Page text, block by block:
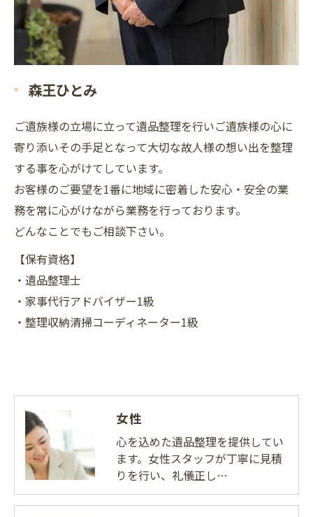
森王ひとみ
ご遺族様の立場に立って遺品整理を行いご遺族様の心に
寄り添いその手足となって大切な故人様の想い出を整理
する事を心がけてしています。
お客様のご要望を1番に地域に密着した安心・安全の業
務を常に心がけながら業務を行っております。
どんなことでもご相談下さい。
【保有資格】
・遺品整理士
・家事代行アドバイザー1級
・整理収納清掃コーディネーター1級
女性
心を込めた遺品整理を提供してい
ます。女性スタッフが丁寧に見積
りを行い、礼儀正し…
お問い合わせはこちら